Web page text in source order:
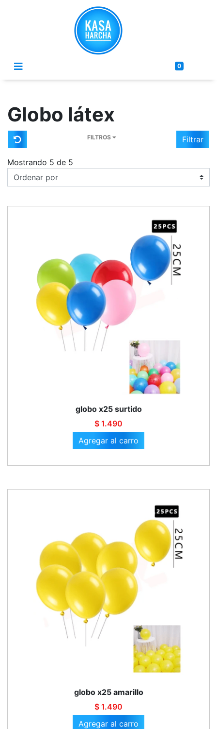
0
Globo látex
FILTROS Filtrar
Mostrando 5 de 5
globo x25 surtido
$ 1.490
Agregar al carro
globo x25 amarillo
$ 1.490
Agregar al carro